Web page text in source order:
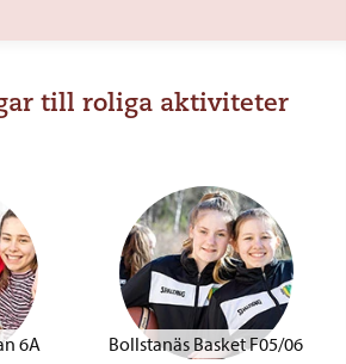
till roliga aktiviteter
6A Bollstanäs Basket F05/06